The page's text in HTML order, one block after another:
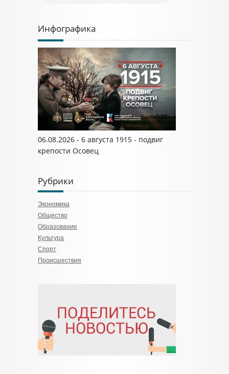
Инфографика
06.08.2026 - 6 августа 1915 - подвиг
крепости Осовец
Рубрики
Экономика
Общество
Образование
Культура
Спорт
Происшествия